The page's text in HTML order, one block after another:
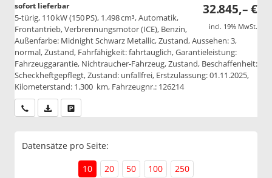
32.845,– €
incl. 19% MwSt.
sofort lieferbar
5-türig, 110 kW (150 PS), 1.498 cm³, Automatik,
Frontantrieb, Verbrennungsmotor (ICE), Benzin,
Außenfarbe: Midnight Schwarz Metallic, Zustand, Aussehen: 3,
normal, Zustand, Fahrfähigkeit: fahrtauglich, Garantieleistung:
Fahrzeuggarantie, Nichtraucher-Fahrzeug, Zustand, Beschaffenheit:
Scheckheftgepflegt, Zustand: unfallfrei, Erstzulassung: 01.11.2025,
Kilometerstand: 1.300 km, Fahrzeugnr.: 126214
Wir rufen Sie anPDF-Datei, Fahrzeugexposé drucken
Datensätze pro Seite:
10
20 50 100 250